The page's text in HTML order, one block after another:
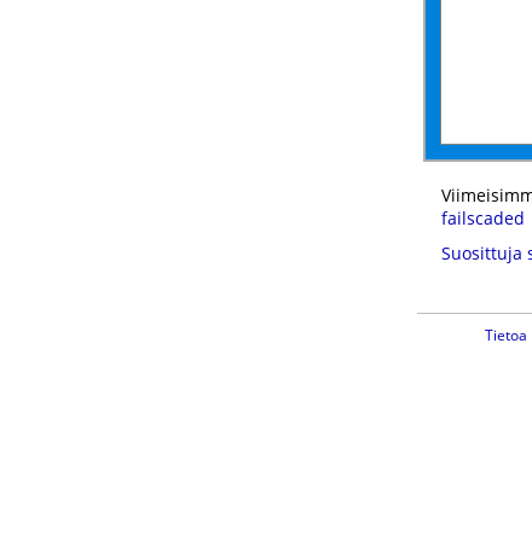
failscaded
Suosittuja
Tietoa